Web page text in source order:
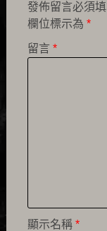
發佈留言必須
欄位標示為 *
留言 *
顯示名稱 *